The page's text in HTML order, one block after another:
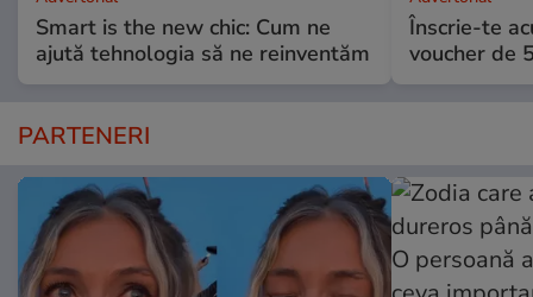
Smart is the new chic: Cum ne
ajută tehnologia să ne reinventăm
Înscrie-te
voucher de
PARTENERI